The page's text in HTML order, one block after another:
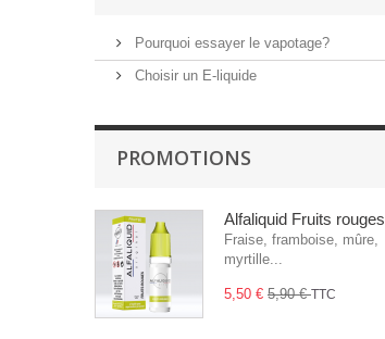
Pourquoi essayer le vapotage?
Choisir un E-liquide
PROMOTIONS
Alfaliquid Fruits rouges
Fraise, framboise, mûre,
myrtille...
5,50 € 5,90 €TTC